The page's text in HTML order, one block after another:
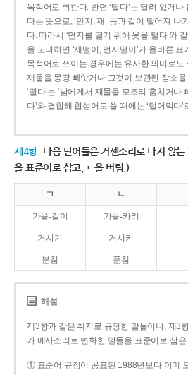
목적어로 취한다. 반면 ‘떨다’는 달려 있거
다는 뜻으로, ‘먼지, 재’ 등과 같이 떨어져 나
다. 따라서 ‘먼지를 떨기 위해 옷을 털다’와
을 고려하면 ‘재떨이, 먼지떨이’가 올바른 표
목적어로 쓰이는 경우에는 유사한 의미로도
재물을 몽땅 빼앗거나 그것이 보관된 장소를
‘떨다’는 ‘남에게서 재물을 모조리 훔치거나
다’와 결합해 합성어로 쓸 때에는 ‘털어먹다’
제4항 다음 단어들은 거센소리로 나지 않
을 표준어로 삼고, ㄴ을 버림.)
ㄱ ㄴ
가을-갈이 가을-카리
거시기 거시키
분침 푼침
해설
제3항과 같은 취지로 규정한 말들이나, 제3
가 예사소리로 변화한 말들을 표준어로 삼
① 표준어 규정이 공표된 1988년보다 이미